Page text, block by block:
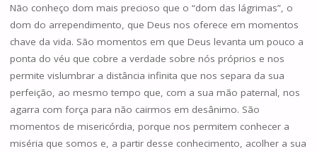
Não conheço dom mais precioso que o “dom das lágrimas”, o
dom do arrependimento, que Deus nos oferece em momentos
chave da vida. São momentos em que Deus levanta um pouco a
ponta do véu que cobre a verdade sobre nós próprios e nos
permite vislumbrar a distância infinita que nos separa da sua
perfeição, ao mesmo tempo que, com a sua mão paternal, nos
agarra com força para não cairmos em desânimo. São
momentos de misericórdia, porque nos permitem conhecer a
miséria que somos e, a partir desse conhecimento, acolher a sua